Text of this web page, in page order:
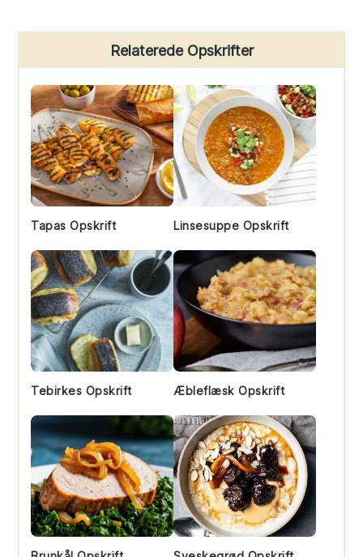
Sidebar
Relaterede Opskrifter
Tapas Opskrift Linsesuppe Opskrift
Tebirkes Opskrift Æbleflæsk Opskrift